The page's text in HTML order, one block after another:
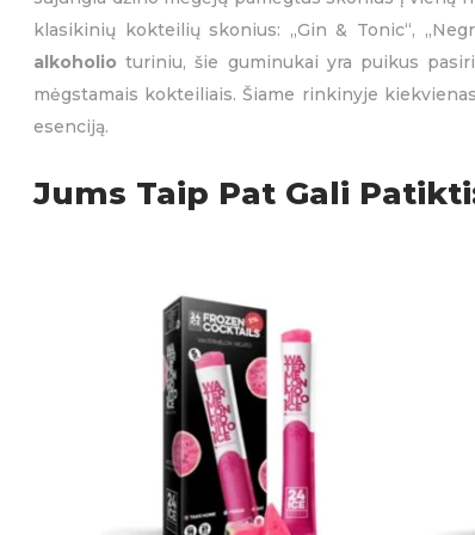
klasikinių kokteilių skonius: „Gin & Tonic“,
alkoholio turiniu, šie guminukai yra puikus
mėgstamais kokteiliais. Šiame rinkinyje
esenciją.
Jums Taip Pat Gali